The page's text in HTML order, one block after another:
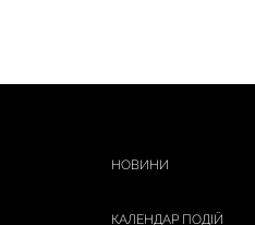
НОВИНИ
КАЛЕНДАР ПОДІЙ